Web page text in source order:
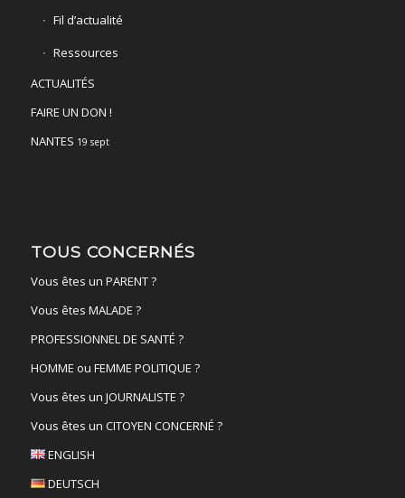
Fil d’actualité
Ressources
ACTUALITÉS
FAIRE UN DON !
NANTES 19 sept
TOUS CONCERNÉS
Vous êtes un PARENT ?
Vous êtes MALADE ?
PROFESSIONNEL DE SANTÉ ?
HOMME ou FEMME POLITIQUE ?
Vous êtes un JOURNALISTE ?
Vous êtes un CITOYEN CONCERNÉ ?
ENGLISH
DEUTSCH